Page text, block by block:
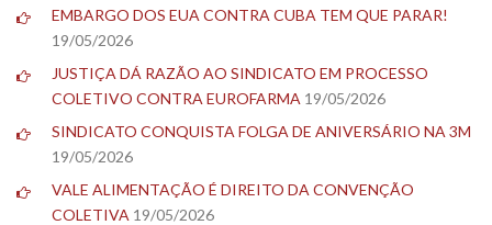
EMBARGO DOS EUA CONTRA CUBA TEM QUE PARAR!
19/05/2026
JUSTIÇA DÁ RAZÃO AO SINDICATO EM PROCESSO
COLETIVO CONTRA EUROFARMA 19/05/2026
SINDICATO CONQUISTA FOLGA DE ANIVERSÁRIO NA 3M
19/05/2026
VALE ALIMENTAÇÃO É DIREITO DA CONVENÇÃO
COLETIVA 19/05/2026